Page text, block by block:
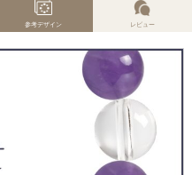
参考デザイン レビュー